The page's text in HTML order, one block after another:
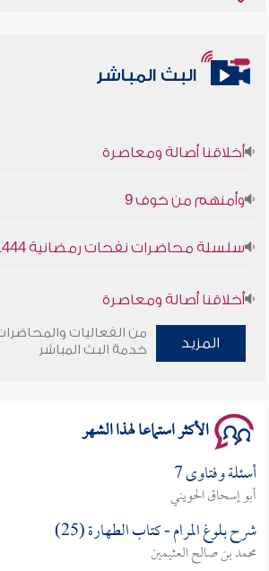
البث المباشر
أخلاقنا أصالة ومعاصرة
وأمنهم من خوف 9
سلسلة محاضرات نفحات رمضانية 1444هـ
أخلاقنا أصالة ومعاصرة
وأمنهم من خوف 9
المزيد
من الفعاليات
خدمة البث المباشر
الأكثر استماعا لهذا الشهر
أسئلة وفتاوى 7
أبو إسحاق الحويني
شرح بلوغ المرام - كتاب الطهارة (25)
محمد بن صالح العثيمين